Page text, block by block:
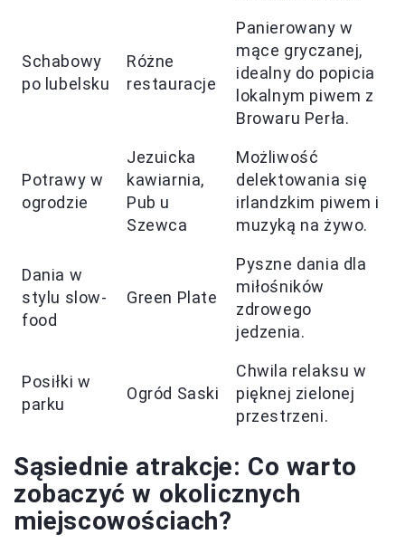
Schabowy
po lubelsku
Różne
restauracje
Panierowany w
mące gryczanej,
idealny do popicia
lokalnym piwem z
Browaru Perła.
Potrawy w
ogrodzie
Jezuicka
kawiarnia,
Pub u
Szewca
Możliwość
delektowania się
irlandzkim piwem i
muzyką na żywo.
Dania w
stylu slow-
food
Green Plate
Pyszne dania dla
miłośników
zdrowego
jedzenia.
Posiłki w
parku
Ogród Saski
Chwila relaksu w
pięknej zielonej
przestrzeni.
Sąsiednie atrakcje: Co warto
zobaczyć w okolicznych
miejscowościach?